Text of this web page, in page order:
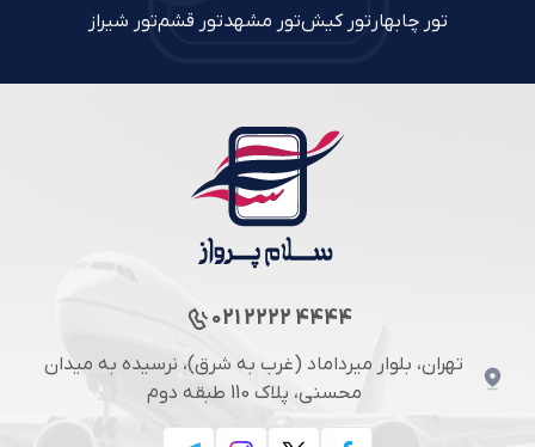
تور چابهار تور کیشتور مشهدتور قشمتور شیراز
021 2222 4444
تهران، بلوار میرداماد (غرب به شرق)، نرسیده به میدان
محسنی، پلاک 110 طبقه دوم